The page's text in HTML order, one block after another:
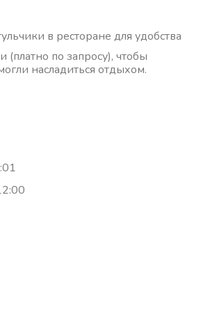
в ресторане для удобства
(платно по запросу), чтобы
насладиться отдыхом.